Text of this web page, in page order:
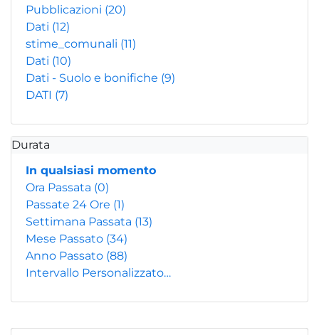
Pubblicazioni (20)
Dati (12)
stime_comunali (11)
Dati (10)
Dati - Suolo e bonifiche (9)
DATI (7)
Durata
In qualsiasi momento
Ora Passata (0)
Passate 24 Ore (1)
Settimana Passata (13)
Mese Passato (34)
Anno Passato (88)
Intervallo Personalizzato…